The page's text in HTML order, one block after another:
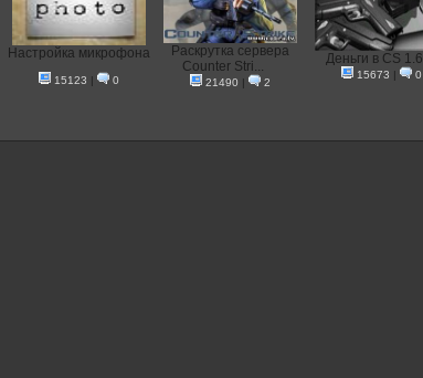
Настройка микрофона
15123 | 0
Раскрутка сервера
Counter Stri...
21490 | 2
Деньги в CS 1.6
15673 | 0